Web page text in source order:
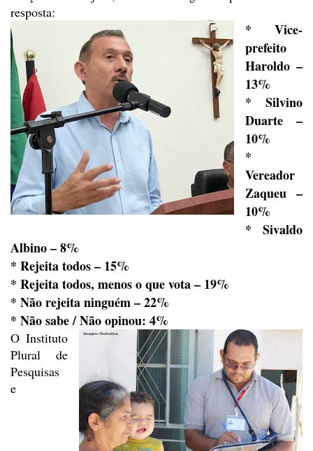
resposta:
* Vice-
prefeito
Haroldo –
13%
* Silvino
Duarte –
10%
*
Vereador
Zaqueu –
10%
* Sivaldo
Albino – 8%
* Rejeita todos – 15%
* Rejeita todos, menos o quevota – 19%
* Não rejeita ninguém – 22%
* Não sabe / Não opinou: 4%
O Instituto
Plural de
Pesquisas
e